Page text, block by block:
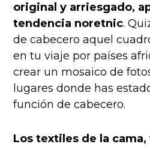
original y arriesgado,
tendencia noretnic.
de cabecero aquel
en tu viaje por países
crear un mosaico de
lugares donde has
función de cabecero.
Los textiles de la